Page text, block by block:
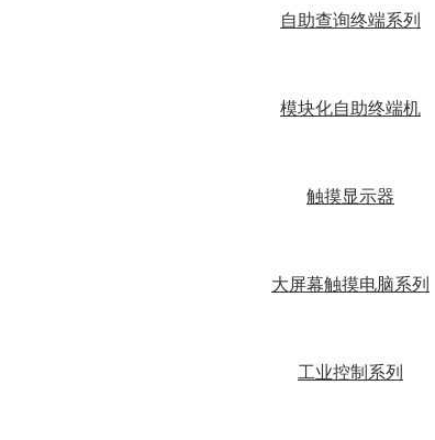
自助查询终端系列
模块化自助终端机
触摸显示器
大屏幕触摸电脑系列
工业控制系列